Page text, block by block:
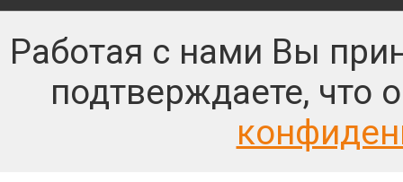
Работая с нами Вы
подтверждаете, что